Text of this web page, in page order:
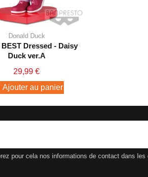
Donald Duck
Dressed - Daisy
Duck ver.A
29,99 €
Ajouter au panier
pour cela nos informations de contact dans les